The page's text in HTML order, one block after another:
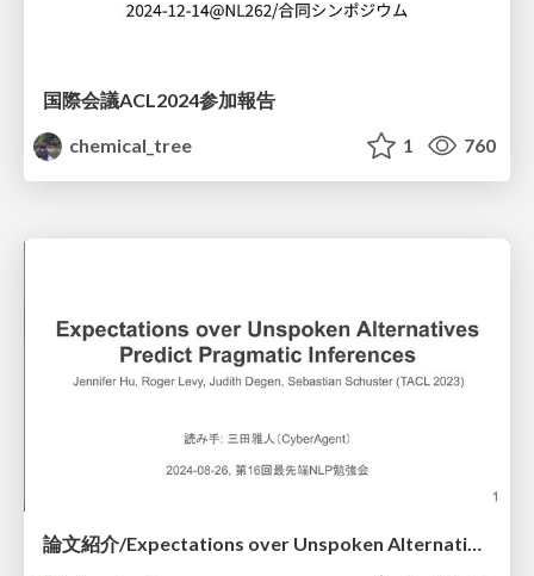
国際会議ACL2024参加報告
chemical_tree
1 760
論文紹介/Expectations over Unspoken Alternatives Predict Pragmatic Inferences